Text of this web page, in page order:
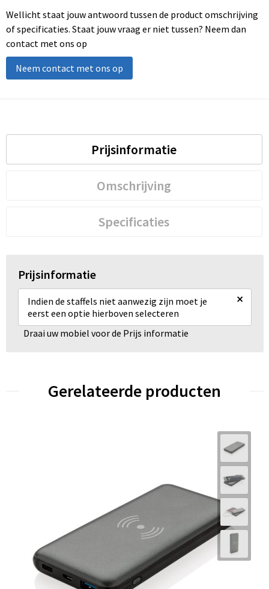
Wellicht staat jouw antwoord tussen de product omschrijving
of specificaties. Staat jouw vraag er niet tussen? Neem dan
contact met ons op
Neem contact met ons op
Prijsinformatie
Omschrijving
Specificaties
Prijsinformatie
Indien de staffels niet aanwezig zijn moet je
eerst een optie hierboven selecteren
×
Draai uw mobiel voor de Prijs informatie
Gerelateerde producten